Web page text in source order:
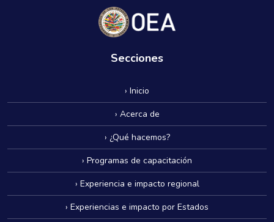
Secciones
› Inicio
› Acerca de
› ¿Qué hacemos?
› Programas de capacitación
› Experiencia e impacto regional
› Experiencias e impacto por Estados